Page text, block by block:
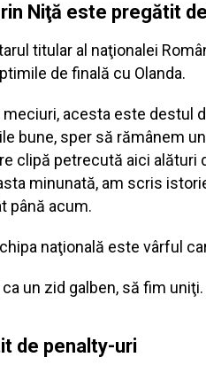
Niţă este pregătit
titular al naţionalei
de finală cu Olanda.
meciuri, acesta este destul
bune, sper să rămânem
clipă petrecută aici
minunată, am scris
până acum.
naţională este vârful
un zid galben, să fim
de penalty-uri